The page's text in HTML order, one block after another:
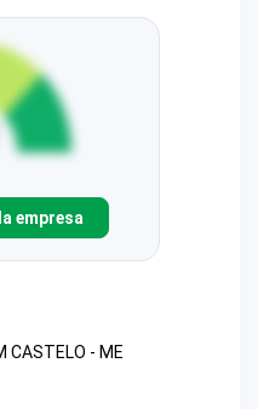
empresa
CASTELO - ME